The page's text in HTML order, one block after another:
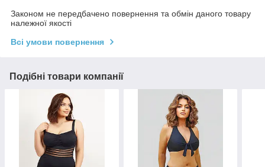
Законом не передбачено повернення та обмін даного товару
належної якості
Всі умови повернення
Подібні товари компанії